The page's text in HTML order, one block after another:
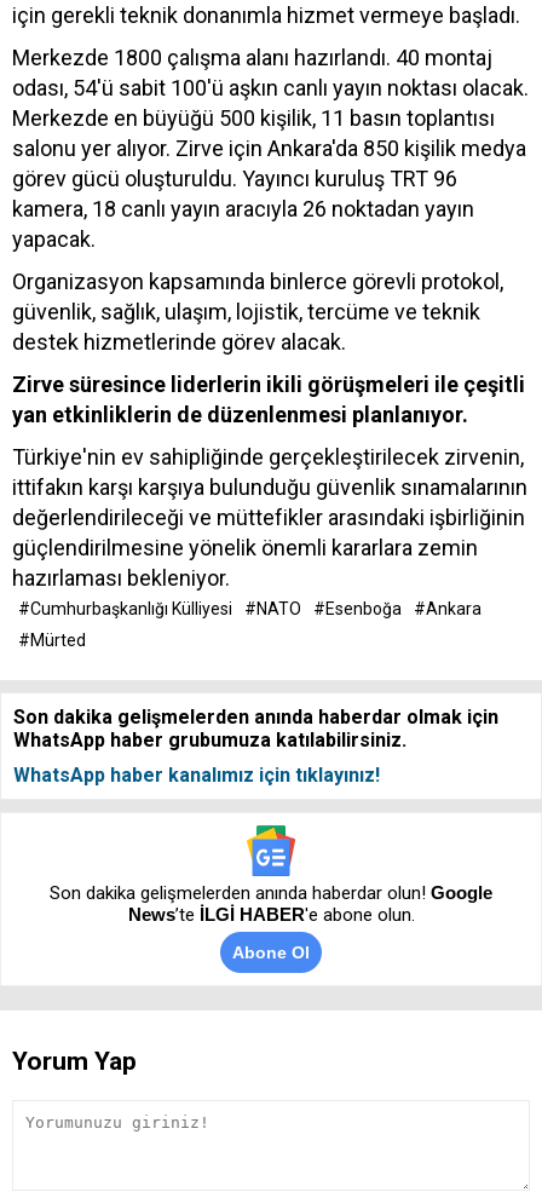
için gerekli teknik donanımla hizmet vermeye başladı.
Merkezde 1800 çalışma alanı hazırlandı. 40 montaj
odası, 54'ü sabit 100'ü aşkın canlı yayın noktası olacak.
Merkezde en büyüğü 500 kişilik, 11 basın toplantısı
salonu yer alıyor. Zirve için Ankara'da 850 kişilik medya
görev gücü oluşturuldu. Yayıncı kuruluş TRT 96
kamera, 18 canlı yayın aracıyla 26 noktadan yayın
yapacak.
Organizasyon kapsamında binlerce görevli protokol,
güvenlik, sağlık, ulaşım, lojistik, tercüme ve teknik
destek hizmetlerinde görev alacak.
Zirve süresince liderlerin ikili görüşmeleri ile çeşitli
yan etkinliklerin de düzenlenmesi planlanıyor.
Türkiye'nin ev sahipliğinde gerçekleştirilecek zirvenin,
ittifakın karşı karşıya bulunduğu güvenlik sınamalarının
değerlendirileceği ve müttefikler arasındaki işbirliğinin
güçlendirilmesine yönelik önemli kararlara zemin
hazırlaması bekleniyor.
#Cumhurbaşkanlığı Külliyesi #NATO #Esenboğa
#Ankara
#Mürted
Son dakika gelişmelerden anında haberdar olmak için
WhatsApp haber grubumuza katılabilirsiniz.
WhatsApp haber kanalımız için tıklayınız!
Son dakika gelişmelerden anında haberdar olun! Google
News’te İLGİ HABER'e abone olun.
Abone Ol
Yorum Yap